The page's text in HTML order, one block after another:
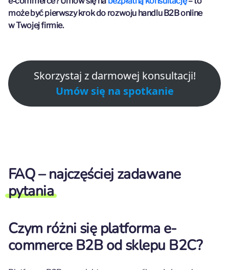
może być pierwszy krok do rozwoju handlu B2B online
w Twojej firmie.
Skorzystaj z darmowej konsultacji!
Umów się na spotkanie
FAQ – najczęściej zadawane
pytania
Czym różni się platforma e-
commerce B2B od sklepu B2C?